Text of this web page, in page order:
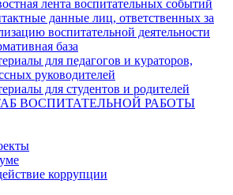
лента воспитательных событий
данные лиц, ответственных за
воспитательной деятельности
база
для педагогов и кураторов,
руководителей
для студентов и родителей
ВОСПИТАТЕЛЬНОЙ РАБОТЫ
коррупции